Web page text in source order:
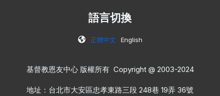
語言切換
正體中文 English
基督教恩友中心 版權所有 Copyright @ 2003-2024
地址：台北市大安區忠孝東路三段 248巷 19弄 36號